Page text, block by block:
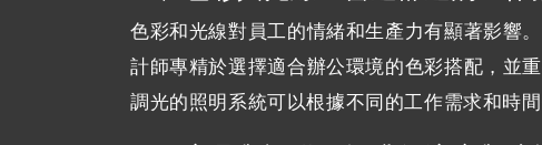
色彩和光線對員工的情緒和生產力有顯著影響
計師專精於選擇適合辦公環境的色彩搭配，並
調光的照明系統可以根據不同的工作需求和時間